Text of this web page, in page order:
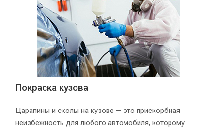
Покраска кузова
Царапины и сколы на кузове — это прискорбная
неизбежность для любого автомобиля, которому